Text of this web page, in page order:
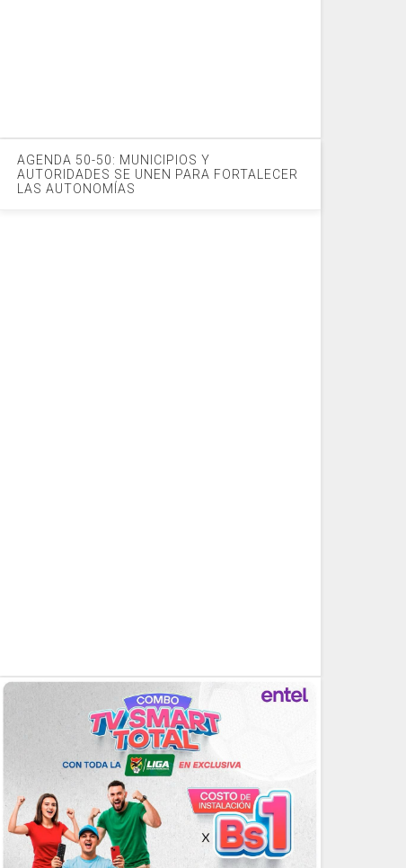
AGENDA 50-50: MUNICIPIOS Y
AUTORIDADES SE UNEN PARA FORTALECER
LAS AUTONOMÍAS